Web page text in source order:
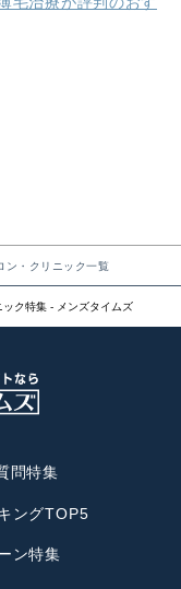
ン・クリニック一覧
ク特集 - メンズタイムズ
問特集
ングTOP5
ン特集